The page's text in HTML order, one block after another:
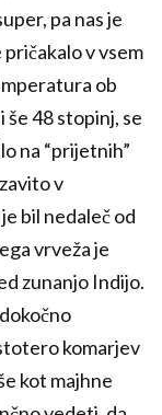
pa nas je
v vsem
ob
še 48 stopinj, se
na “prijetnih”
v
bil nedaleč od
vrveža je
zunanjo Indijo.
komarjev
kot majhne